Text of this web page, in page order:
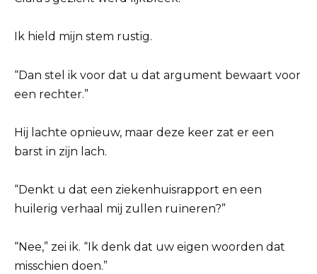
Ik hield mijn stem rustig.
“Dan stel ik voor dat u dat argument bewaart voor
een rechter.”
Hij lachte opnieuw, maar deze keer zat er een
barst in zijn lach.
“Denkt u dat een ziekenhuisrapport en een
huilerig verhaal mij zullen ruïneren?”
“Nee,” zei ik. “Ik denk dat uw eigen woorden dat
misschien doen.”